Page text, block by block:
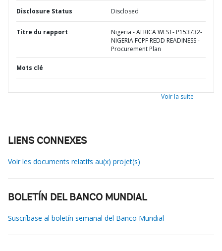
Disclosure Status Disclosed
Titre du rapport
Nigeria - AFRICA WEST- P153732-
NIGERIA FCPF REDD READINESS -
Procurement Plan
Mots clé
Voir la suite
LIENS CONNEXES
Voir les documents relatifs au(x) projet(s)
BOLETÍN DEL BANCO MUNDIAL
Suscríbase al boletín semanal del Banco Mundial